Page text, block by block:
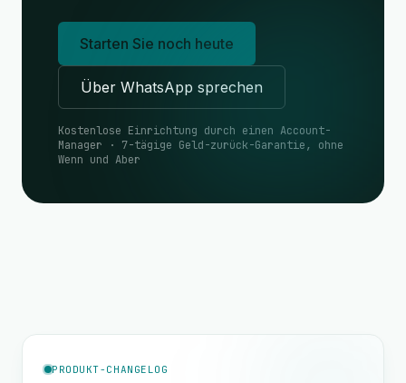
Starten Sie noch heute
Über WhatsApp sprechen
Kostenlose Einrichtung durch einen Account-
Manager · 7-tägige Geld-zurück-Garantie, ohne
Wenn und Aber
PRODUKT-CHANGELOG